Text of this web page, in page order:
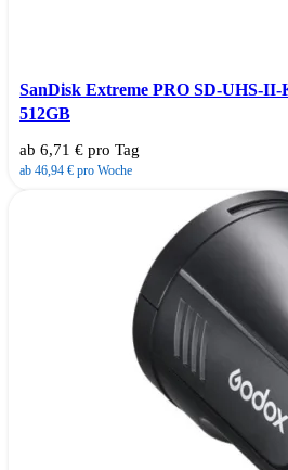
SanDisk Extreme PRO SD-UHS-II-
512GB
ab 6,71 € pro Tag
ab 46,94 € pro Woche